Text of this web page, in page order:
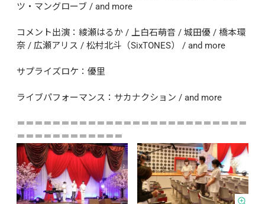
ツ・マングローブ / and more
コメント出演：綾瀬はるか / 上白石萌音 / 城田優 / 橋本環
奈 / 広瀬アリス / 松村北斗（SixTONES） / and more
サプライズロケ：優里
ライブパフォーマンス：サカナクション / and more
＝＝＝＝＝＝＝＝＝＝＝＝＝＝＝＝＝＝＝＝＝＝＝＝＝＝
＝＝＝＝＝＝＝＝＝＝＝＝